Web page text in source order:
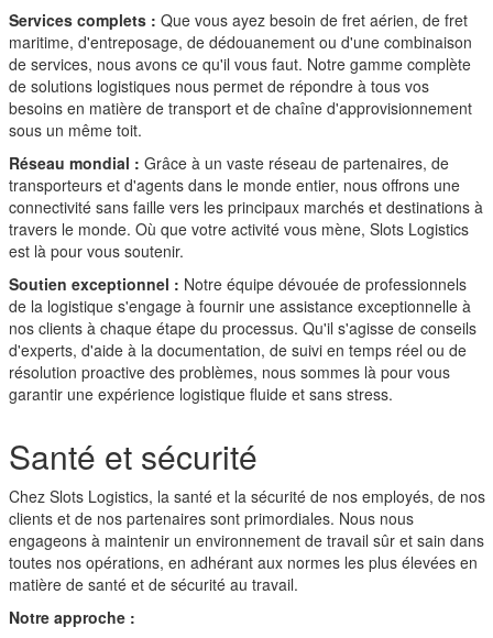
Services complets : Que vous ayez besoin de fret aérien, de fret
maritime, d'entreposage, de dédouanement ou d'une combinaison
de services, nous avons ce qu'il vous faut. Notre gamme complète
de solutions logistiques nous permet de répondre à tous vos
besoins en matière de transport et de chaîne d'approvisionnement
sous un même toit.
Réseau mondial : Grâce à un vaste réseau de partenaires, de
transporteurs et d'agents dans le monde entier, nous offrons une
connectivité sans faille vers les principaux marchés et destinations à
travers le monde. Où que votre activité vous mène, Slots Logistics
est là pour vous soutenir.
Soutien exceptionnel : Notre équipe dévouée de professionnels
de la logistique s'engage à fournir une assistance exceptionnelle à
nos clients à chaque étape du processus. Qu'il s'agisse de conseils
d'experts, d'aide à la documentation, de suivi en temps réel ou de
résolution proactive des problèmes, nous sommes là pour vous
garantir une expérience logistique fluide et sans stress.
Santé et sécurité
Chez Slots Logistics, la santé et la sécurité de nos employés, de nos
clients et de nos partenaires sont primordiales. Nous nous
engageons à maintenir un environnement de travail sûr et sain dans
toutes nos opérations, en adhérant aux normes les plus élevées en
matière de santé et de sécurité au travail.
Notre approche :